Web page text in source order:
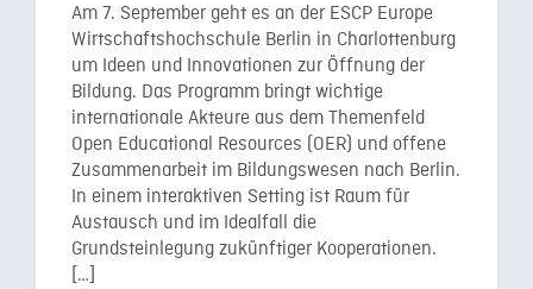
Am 7. September geht es an der ESCP Europe
Wirtschaftshochschule Berlin in Charlottenburg
um Ideen und Innovationen zur Öffnung der
Bildung. Das Programm bringt wichtige
internationale Akteure aus dem Themenfeld
Open Educational Resources (OER) und offene
Zusammenarbeit im Bildungswesen nach Berlin.
In einem interaktiven Setting ist Raum für
Austausch und im Idealfall die
Grundsteinlegung zukünftiger Kooperationen.
[…]